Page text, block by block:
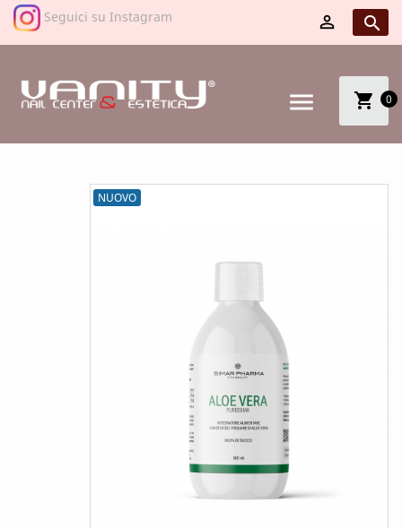
Seguici su Instagram  
shopping_cart 0
menu
NUOVO